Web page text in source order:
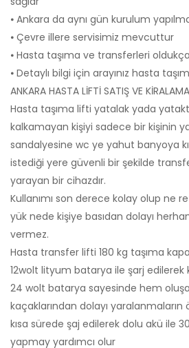
⦁ Ankara da aynı gün kurulum
⦁ Çevre illere servisimiz mevcuttur
⦁ Hasta taşıma ve transferleri
⦁ Detaylı bilgi için arayınız hasta
ANKARA HASTA LİFTİ SATIŞ VE
Hasta taşıma lifti yatalak yada
kalkamayan kişiyi sadece bir kişinin
sandalyesine wc ye yahut banyoya
istediği yere güvenli bir şekilde
yarayan bir cihazdır.
Kullanımı son derece kolay olup ne
yük nede kişiye basıdan dolayı
vermez.
Hasta transfer lifti 180 kg taşıma
12wolt lityum batarya ile şarj edilerek
24 wolt batarya sayesinde hem
kaçaklarından dolayı
kısa sürede şaj edilerek dolu akü ile
yapmay yardımcı olur